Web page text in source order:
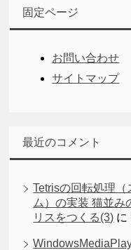
固定ページ
お問い合わせ
サイトマップ
最近のコメント
Tetrisの回転処理
ム）の実装 猫並み
リスをつくる(3) に